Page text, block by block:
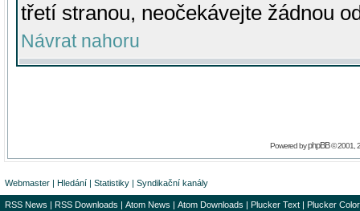
třetí stranou, neočekávejte žádnou
Návrat nahoru
Powered byphpBB© 2001,
Webmaster | Hledání | Statistiky | Syndikační kanály
RSS News | RSS Downloads | Atom News | Atom Downloads | Plucker Text | Plucker Color